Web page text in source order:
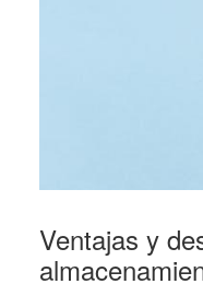
Ventajas y